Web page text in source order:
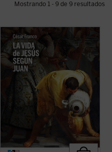
Mostrando 1 - 9 de 9 resultados
Este ensayo de Mons. César Franco ofrece
con estilo diáfano y apasionado una
introducción a la vida de Jesús narrada en
el evangelio de Juan, que permite al lector
acceder al texto sin complicaciones.
Dividido en dos partes, la primera ...